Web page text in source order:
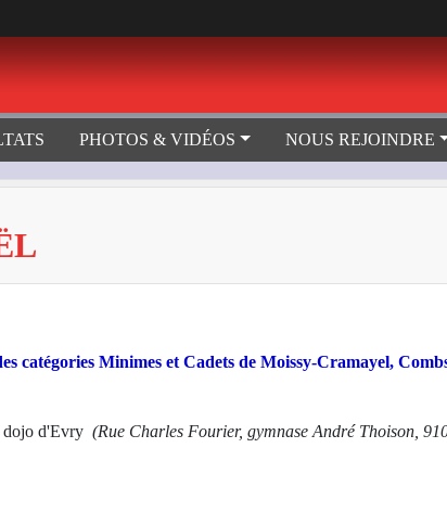
PHOTOS & VIDÉOS NOUS REJOINDRE
catégories Minimes et Cadets de Moissy-Cramayel,
dojo d'Evry (Rue Charles Fourier, gymnase André Thoison,